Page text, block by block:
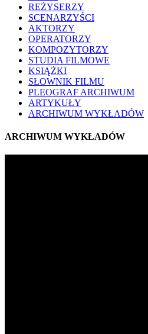
REŻYSERZY
SCENARZYŚCI
AKTORZY
OPERATORZY
KOMPOZYTORZY
STUDIA FILMOWE
KSIĄŻKI
SŁOWNIK FILMU
PLEOGRAF ARCHIWUM
ARTYKUŁY
ARCHIWUM WYKŁADÓW
ARCHIWUM WYKŁADÓW